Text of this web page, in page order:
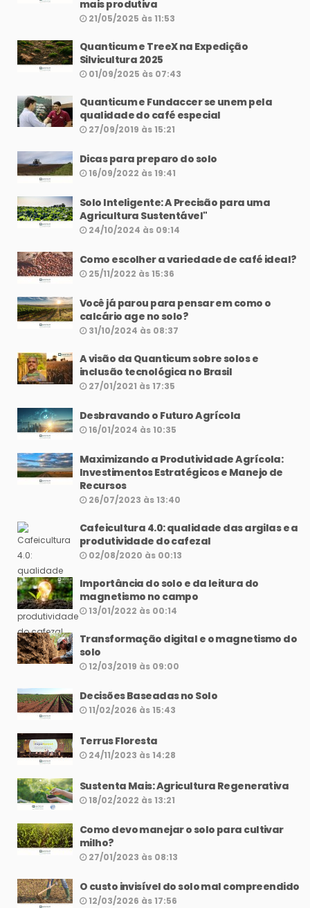
mais produtiva
21/05/2025 às 11:53
Quanticum e TreeX na Expedição
Silvicultura 2025
01/09/2025 às 07:43
Quanticum e Fundaccer se unem pela
qualidade do café especial
27/09/2019 às 15:21
Dicas para preparo do solo
16/09/2022 às 19:41
Solo Inteligente: A Precisão para uma
Agricultura Sustentável"
24/10/2024 às 09:14
Como escolher a variedade de café ideal?
25/11/2022 às 15:36
Você já parou para pensar em como o
calcário age no solo?
31/10/2024 às 08:37
A visão da Quanticum sobre solos e
inclusão tecnológica no Brasil
27/01/2021 às 17:35
Desbravando o Futuro Agrícola
16/01/2024 às 10:35
Maximizando a Produtividade Agrícola:
Investimentos Estratégicos e Manejo de
Recursos
26/07/2023 às 13:40
Cafeicultura 4.0: qualidade das argilas e a
produtividade do cafezal
02/08/2020 às 00:13
Importância do solo e da leitura do
magnetismo no campo
13/01/2022 às 00:14
Transformação digital e o magnetismo do
solo
12/03/2019 às 09:00
Decisões Baseadas no Solo
11/02/2026 às 15:43
Terrus Floresta
24/11/2023 às 14:28
Sustenta Mais: Agricultura Regenerativa
18/02/2022 às 13:21
Como devo manejar o solo para cultivar
milho?
27/01/2023 às 08:13
O custo invisível do solo mal compreendido
12/03/2026 às 17:56